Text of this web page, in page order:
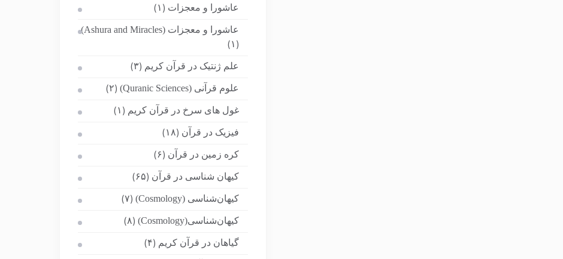
عاشورا و معجزات (۱)
عاشورا و معجزات (Ashura and Miracles)
(۱)
علم ژنتیک در قرآن کریم (۳)
علوم قرآنی (Quranic Sciences) (۲)
غول های سرخ در قرآن کریم (۱)
فیزیک در قرآن (۱۸)
کره زمین در قرآن (۶)
کیهان شناسی در قرآن (۶۵)
کیهان‌شناسی (Cosmology) (۷)
کیهان‌شناسی(Cosmology) (۸)
گیاهان در قرآن کریم (۴)